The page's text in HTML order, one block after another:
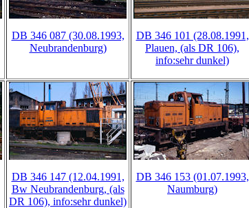
DB 346 087 (30.08.1993,
Neubrandenburg)
DB 346 101 (28.08.1991,
Plauen, (als DR 106),
info:sehr dunkel)
DB 346 147 (12.04.1991,
Bw Neubrandenburg, (als
DR 106), info:sehr dunkel)
DB 346 153 (01.07.1993,
Naumburg)